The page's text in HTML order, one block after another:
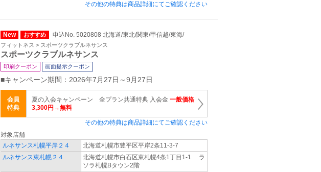
その他の特典は商品詳細にてご確認ください
New おすすめ 申込No. 5020808 北海道/東北/関東/甲信越/東海/
フィットネス > スポーツクラブルネサンス
スポーツクラブルネサンス
印刷クーポン 画面提示クーポン
■キャンペーン期間：2026年7月27日～9月27日
会員
特典
夏の入会キャンペーン 全プラン共通特典 入会金 一般価格
3,300円→無料
その他の特典は商品詳細にてご確認ください
対象店舗
ルネサンス札幌平岸２４
北海道札幌市豊平区平岸2条11-3-7
ルネサンス東札幌２４
北海道札幌市白石区東札幌4条1丁目1-1 ラ
ソラ札幌Bタウン2階